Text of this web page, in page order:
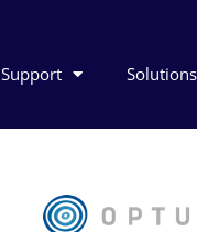
Support Solutions